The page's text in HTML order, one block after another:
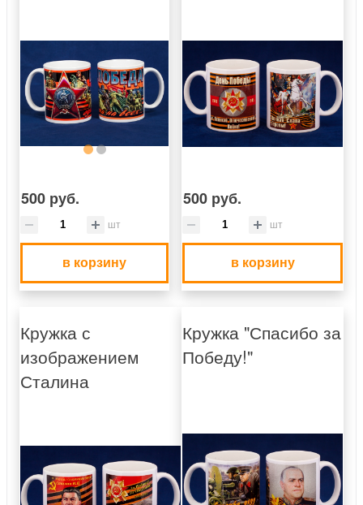
500 руб.
шт
в корзину
500 руб.
шт
в корзину
Кружка с
изображением
Сталина
Кружка "Спасибо за
Победу!"